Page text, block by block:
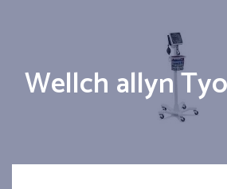
Wellch allyn